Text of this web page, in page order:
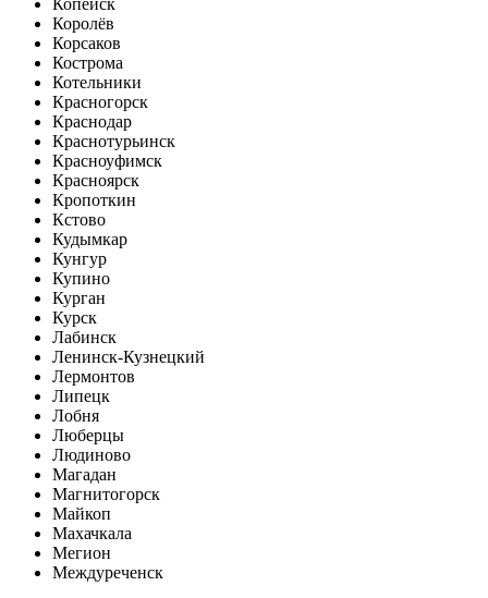
Королёв
Корсаков
Кострома
Котельники
Красногорск
Краснодар
Краснотурьинск
Красноуфимск
Красноярск
Кропоткин
Кстово
Кудымкар
Кунгур
Купино
Курган
Курск
Лабинск
Ленинск-Кузнецкий
Лермонтов
Липецк
Лобня
Люберцы
Людиново
Магадан
Магнитогорск
Майкоп
Махачкала
Мегион
Междуреченск